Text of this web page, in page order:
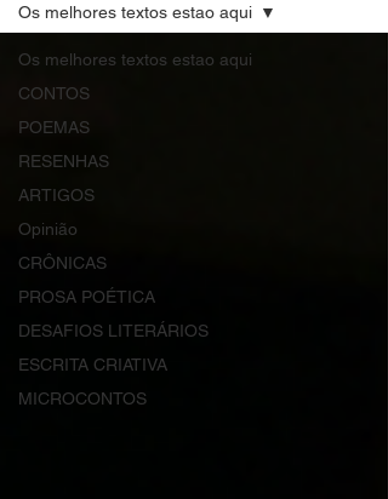
Os melhores textos estao aqui
CONTOS
POEMAS
RESENHAS
ARTIGOS
Opinião
CRÔNICAS
PROSA POÉTICA
DESAFIOS LITERÁRIOS
ESCRITA CRIATIVA
MICROCONTOS
Os melhores textos estao aqui